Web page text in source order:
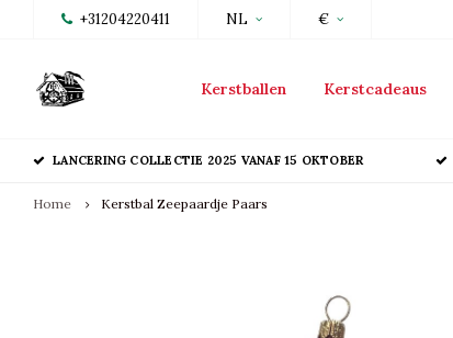
+31204220411 NL €
Kerstballen Kerstcadeaus
LANCERING COLLECTIE 2025 VANAF 15 OKTOBER
Home Kerstbal Zeepaardje Paars